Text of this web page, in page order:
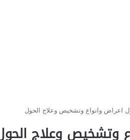
اعراض وانواع وتشخيص وعلاج الحول
وتشخيص وعلاج